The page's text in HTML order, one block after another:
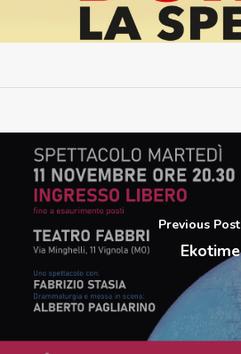
Previous Post
Ekotime